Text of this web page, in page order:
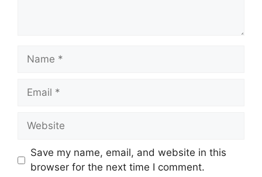
Name
Email
Website
Save my name, email, and website in this
browser for the next time I comment.